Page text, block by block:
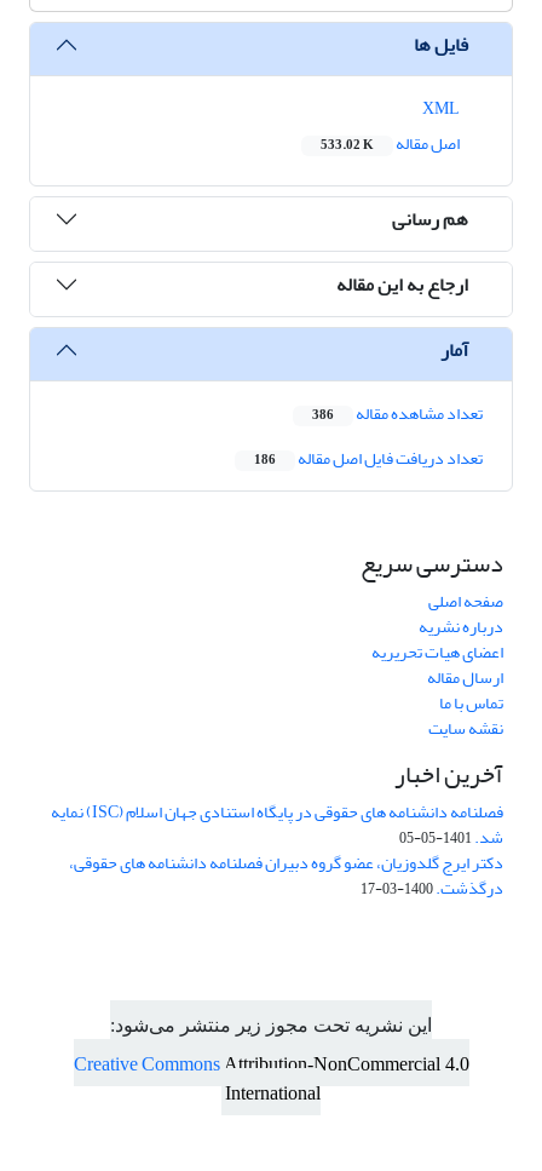
فایل ها
اصل مقاله
533.02 K
هم رسانی
ارجاع به این مقاله
آمار
تعداد مشاهده مقاله 386
تعداد دریافت فایل اصل مقاله 186
دسترسی سریع
صفحه اصلی
درباره نشریه
اعضای هیات تحریریه
ارسال مقاله
تماس با ما
نقشه سایت
آخرین اخبار
فصلنامه دانشنامه های حقوقی در پایگاه استنادی جهان اسلام (ISC) نمایه
شد.1401-05-05
دکتر ایرج گلدوزیان، عضو گروه دبیران فصلنامه دانشنامه های حقوقی،
درگذشت.1400-03-17
این نشریه تحت مجوز زیر منتشر می‌شود:
Creative Commons Attribution-NonCommercial 4.0
International